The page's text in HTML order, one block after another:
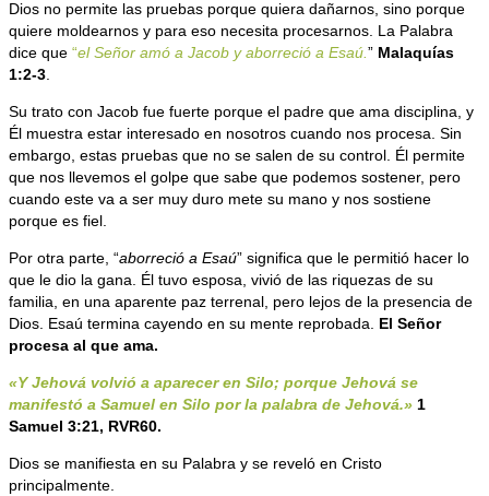
Dios no permite las pruebas porque quiera dañarnos, sino porque
quiere moldearnos y para eso necesita procesarnos. La Palabra
dice que “el Señor amó a Jacob y aborreció a Esaú.” Malaquías
1:2-3.
Su trato con Jacob fue fuerte porque el padre que ama disciplina, y
Él muestra estar interesado en nosotros cuando nos procesa. Sin
embargo, estas pruebas que no se salen de su control. Él permite
que nos llevemos el golpe que sabe que podemos sostener, pero
cuando este va a ser muy duro mete su mano y nos sostiene
porque es fiel.
Por otra parte, “aborreció a Esaú” significa que le permitió hacer lo
que le dio la gana. Él tuvo esposa, vivió de las riquezas de su
familia, en una aparente paz terrenal, pero lejos de la presencia de
Dios. Esaú termina cayendo en su mente reprobada. El Señor
procesa al que ama.
«Y Jehová volvió a aparecer en Silo; porque Jehová se
manifestó a Samuel en Silo por la palabra de Jehová.» 1
Samuel 3:21, RVR60.
Dios se manifiesta en su Palabra y se reveló en Cristo
principalmente.